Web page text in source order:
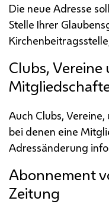
Die neue Adresse
Stelle Ihrer
Clubs,
Auch Clubs,
bei denen eine
Adressänderung
Abonnement
Zeitung